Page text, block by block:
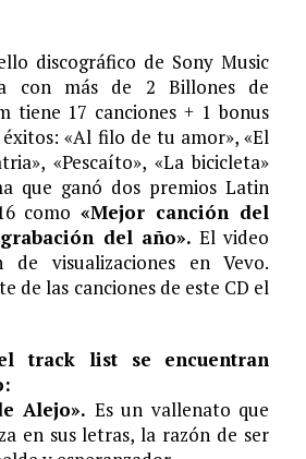
discográfico de Sony Music
con más de 2 Billones de
tiene 17 canciones + 1 bonus
«Al filo de tu amor», «El
«Pescaíto», «La bicicleta»
que ganó dos premios Latin
como«Mejor canción del
del año».El video
visualizaciones en Vevo.
de las canciones de este CD el
track list se encuentran
Alejo». Esun vallenato que
en sus letras, la razón de ser